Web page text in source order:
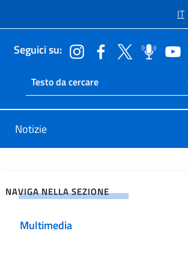
IT
Seguici su:
Ricerca sito live
Cerca nel sito
Notizie
NAVIGA NELLA SEZIONE
Multimedia